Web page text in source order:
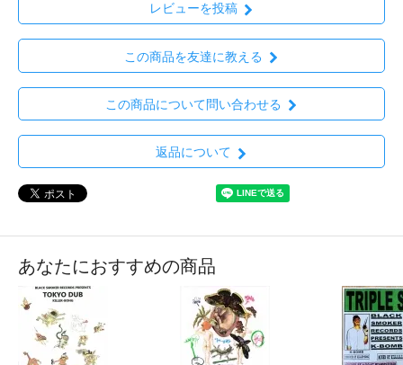
レビューを投稿
この商品を友達に教える
この商品について問い合わせる
返品について
あなたにおすすめの商品